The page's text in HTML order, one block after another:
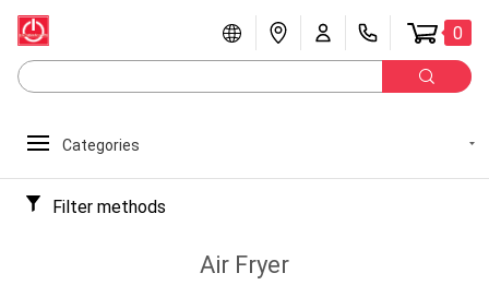
0
Categories
Filter methods
Air Fryer